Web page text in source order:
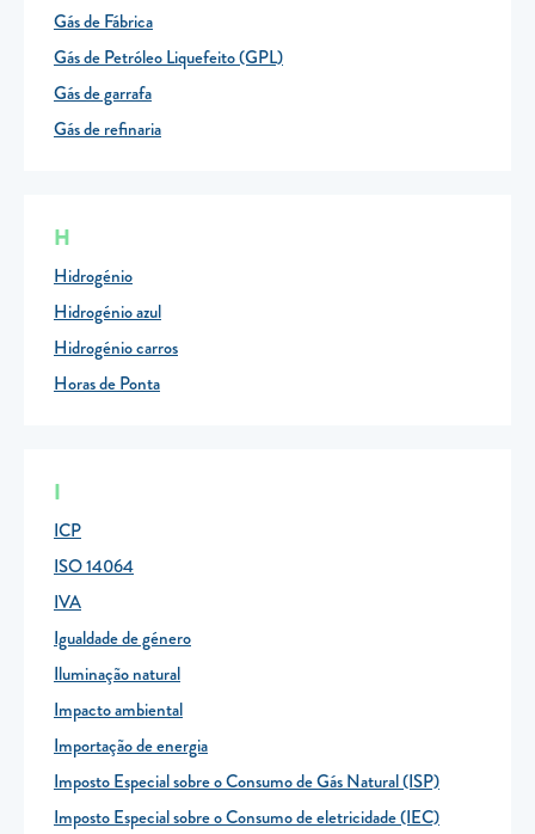
Gás de Fábrica
Gás de Petróleo Liquefeito (GPL)
Gás de garrafa
Gás de refinaria
H
Hidrogénio
Hidrogénio azul
Hidrogénio carros
Horas de Ponta
I
ICP
ISO 14064
IVA
Igualdade de género
Iluminação natural
Impacto ambiental
Importação de energia
Imposto Especial sobre o Consumo de Gás Natural (ISP)
Imposto Especial sobre o Consumo de eletricidade (IEC)